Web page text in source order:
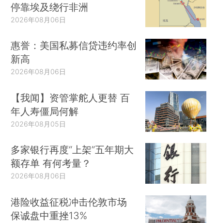
停靠埃及绕行非洲
2026年08月06日
惠誉：美国私募信贷违约率创
新高
2026年08月06日
【我闻】资管掌舵人更替 百
年人寿僵局何解
2026年08月05日
多家银行再度“上架”五年期大
额存单 有何考量？
2026年08月06日
港险收益征税冲击伦敦市场
保诚盘中重挫13%